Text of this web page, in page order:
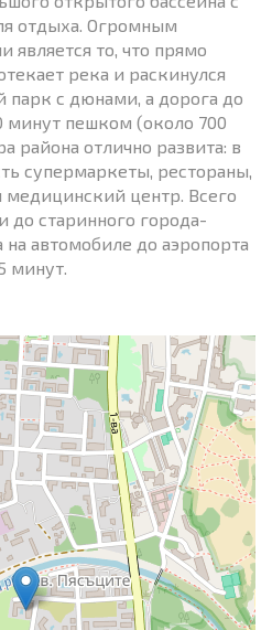
отдыха. Огромным
то, что прямо
река и раскинулся
с дюнами, а дорога до
минут пешком (около 700
района отлично развита: в
супермаркеты, рестораны,
медицинский центр. Всего
до старинного города-
автомобиле до аэропорта
минут.